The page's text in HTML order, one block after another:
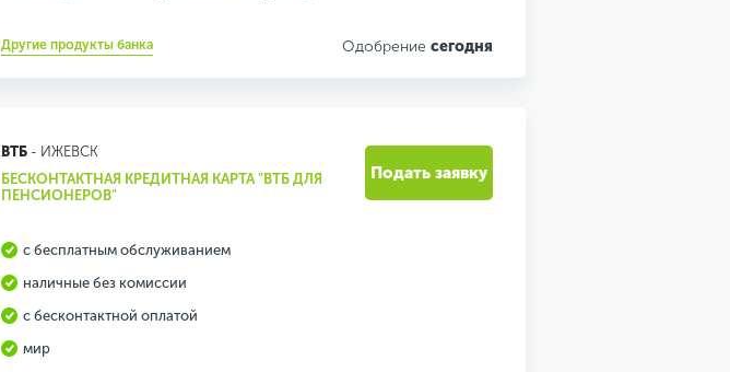
Другие продукты банка Одобрение сегодня
ВТБ- ИЖЕВСК
БЕСКОНТАКТНАЯ КРЕДИТНАЯ КАРТА "ВТБ ДЛЯ
ПЕНСИОНЕРОВ"
с бесплатным обслуживанием
наличные без комиссии
с бесконтактной оплатой
мир
Подать заявку